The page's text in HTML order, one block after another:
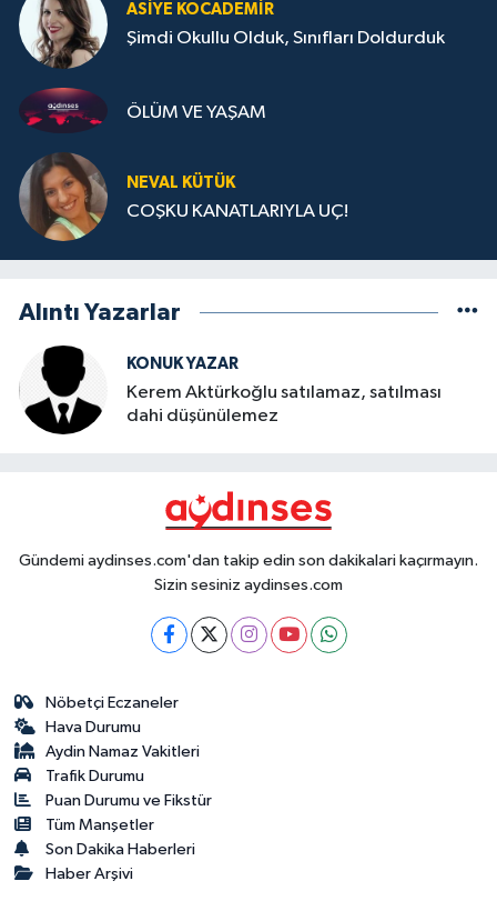
ASIYE KOCADEMİR
Şimdi Okullu Olduk, Sınıfları Doldurduk
ÖLÜM VE YAŞAM
NEVAL KÜTÜK
COŞKU KANATLARIYLA UÇ!
Alıntı Yazarlar
KONUK YAZAR
Kerem Aktürkoğlu satılamaz, satılması
dahi düşünülemez
Gündemi aydinses.com'dan takip edin son dakikalari kaçırmayın.
Sizin sesiniz aydinses.com
Nöbetçi Eczaneler
Hava Durumu
Aydin Namaz Vakitleri
Trafik Durumu
Puan Durumu ve Fikstür
Tüm Manşetler
Son Dakika Haberleri
Haber Arşivi